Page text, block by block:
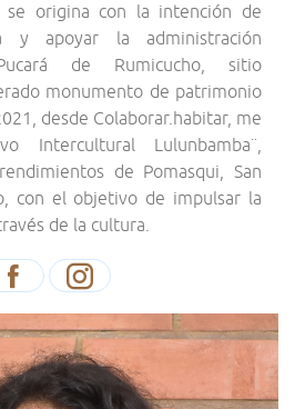
se origina con la intención de
y apoyar la administración
de Rumicucho, sitio
monumento de patrimonio
desde Colaborar.habitar, me
Intercultural Lulunbamba¨,
de Pomasqui, San
con el objetivo de impulsar la
de la cultura.